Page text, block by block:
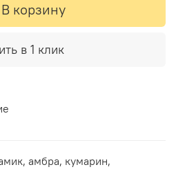
В корзину
в 1 клик
амбра, кумарин,